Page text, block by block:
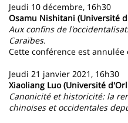
Jeudi 10 décembre, 16h30
Osamu Nishitani (Université
Aux confins de
Caraïbes.
Cette conférence est
Jeudi 21 janvier 2021, 16h30
Xiaoliang Luo (Université
Canonicité et historicité: la
chinoises et occidentales